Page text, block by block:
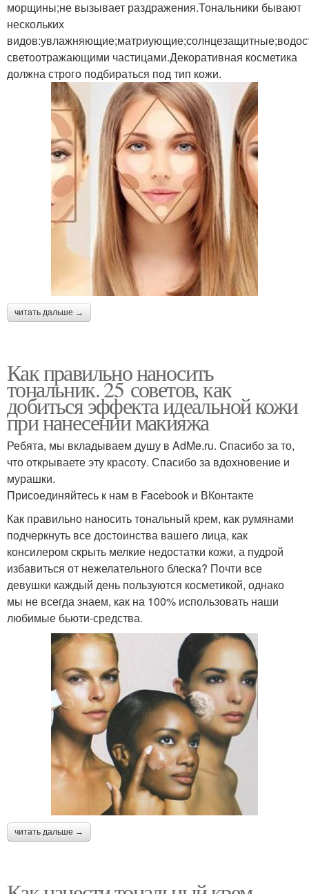
морщины;не вызывает раздражения.Тональники бывают
нескольких
светоотражающими частицами.Декоративная косметика
должна строго подбираться под тип кожи.
читать дальше →
Как правильно наносить
тональник. 25 советов, как
добиться эффекта идеальной кожи
при нанесении макияжа
Ребята, мы вкладываем душу в AdMe.ru. Cпасибо за то,
что открываете эту красоту. Спасибо за вдохновение и
мурашки.
Присоединяйтесь к нам в Facebook и ВКонтакте
Как правильно наносить тональный крем, как румянами
подчеркнуть все достоинства вашего лица, как
консилером скрыть мелкие недостатки кожи, а пудрой
избавиться от нежелательного блеска? Почти все
девушки каждый день пользуются косметикой, однако
мы не всегда знаем, как на 100% использовать наши
любимые бьюти-средства.
читать дальше →